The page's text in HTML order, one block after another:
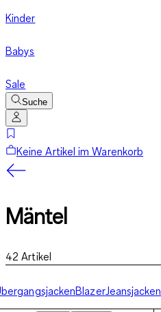
Kinder
Babys
Sale
Suche
Keine Artikel im Warenkorb
Mäntel
42 Artikel
BlazerJeansjacken